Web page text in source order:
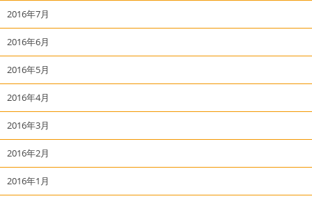
2016年7月
2016年6月
2016年5月
2016年4月
2016年3月
2016年2月
2016年1月